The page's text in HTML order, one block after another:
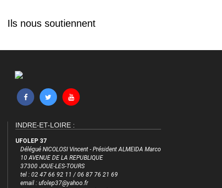
Ils nous soutiennent
INDRE-ET-LOIRE :
UFOLEP 37
Délégué NICOLOSI Vincent - Président ALMEIDA Marco
10 AVENUE DE LA REPUBLIQUE
37300 JOUE-LES-TOURS
tel : 02 47 66 92 11 / 06 87 76 21 69
email : ufolep37@yahoo.fr